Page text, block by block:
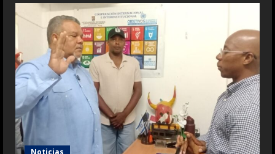
Noticias